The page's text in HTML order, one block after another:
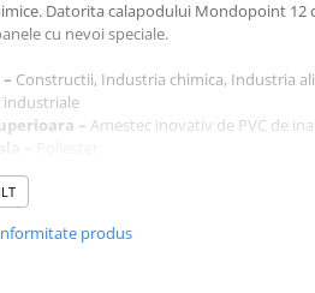
Datorita calapodului Mondopoint 12
cu nevoi speciale.
Constructii, Industria chimica, Industria
industriale
– Amestec inovativ de PVC de
dintr-un amestec de PVC de inaltă
la uleiuri, hidrocarburi, grasimi animale,
12 Mondopoint garanteaza
produs